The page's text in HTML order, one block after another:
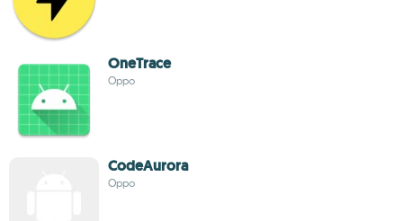
OneTrace
Oppo
CodeAurora
Oppo